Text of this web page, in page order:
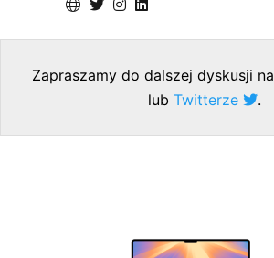
Zapraszamy do dalszej dyskusji na
lub Twitterze .